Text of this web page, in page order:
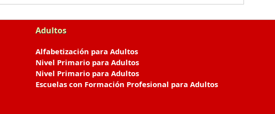
Adultos
Alfabetización para Adultos
Nivel Primario para Adultos
Nivel Primario para Adultos
Escuelas con Formación Profesional para Adultos